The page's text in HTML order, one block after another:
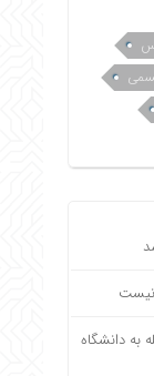
نیست
دانشگاه